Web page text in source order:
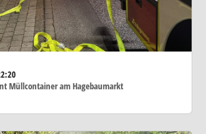
Müllcontainer am Hagebaumarkt